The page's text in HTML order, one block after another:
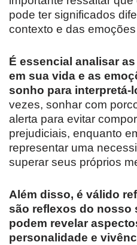
pode ter significados
contexto e das
É essencial analisar
em sua vida e as
sonho para interpretá-
vezes, sonhar com
alerta para evitar
prejudiciais, enquanto
representar uma
superar seus próprios
Além disso, é válido
são reflexos do nosso
podem revelar
personalidade e